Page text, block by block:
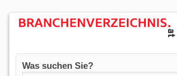
Was suchen Sie?